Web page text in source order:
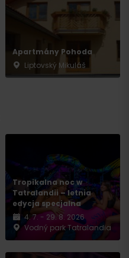
Apartmány Pohoda
Liptovský Mikuláš
Tropikalna noc w
Tatralandii – letnia
edycja specjalna
4. 7. - 29. 8. 2026
Vodný park Tatralandia